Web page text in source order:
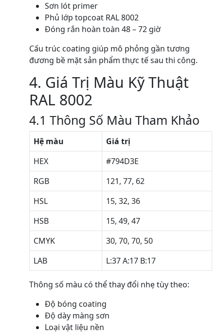
Sơn lót primer
Phủ lớp topcoat RAL 8002
Đóng rắn hoàn toàn 48 – 72 giờ
Cấu trúc coating giúp mô phỏng gần tương
đương bề mặt sản phẩm thực tế sau thi công.
4. Giá Trị Màu Kỹ Thuật
RAL 8002
4.1 Thông Số Màu Tham Khảo
Hệ màu
Giá trị
HEX
#794D3E
RGB
121, 77, 62
HSL
15, 32, 36
HSB
15, 49, 47
CMYK
30, 70, 70, 50
LAB
L:37 A:17 B:17
Thông số màu có thể thay đổi nhẹ tùy theo:
Độ bóng coating
Độ dày màng sơn
Loại vật liệu nền